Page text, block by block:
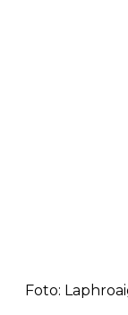
Foto: